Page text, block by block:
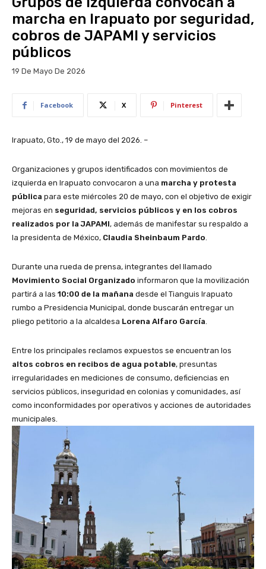
marcha en Irapuato por seguridad,
cobros de JAPAMI y servicios
públicos
19 De Mayo De 2026
Facebook X Pinterest
Irapuato, Gto., 19 de mayo del 2026. –
Organizaciones y grupos identificados con movimientos de
izquierda en Irapuato convocaron a una marcha y protesta
pública para este miércoles 20 de mayo, con el objetivo de exigir
mejoras en seguridad, servicios públicos y en los cobros
realizados por laJAPAMI, además de manifestar su respaldo a
la presidenta de México, Claudia Sheinbaum Pardo.
Durante una rueda de prensa, integrantes del llamado
Movimiento Social Organizado informaron que la movilización
partirá a las 10:00 de la mañana desde el Tianguis Irapuato
rumbo a Presidencia Municipal, donde buscarán entregar un
pliego petitorio a la alcaldesa Lorena Alfaro García.
Entre los principales reclamos expuestos se encuentran los
altos cobros en recibos de agua potable, presuntas
irregularidades en mediciones de consumo, deficiencias en
servicios públicos, inseguridad en colonias y comunidades, así
como inconformidades por operativos y acciones de autoridades
municipales.